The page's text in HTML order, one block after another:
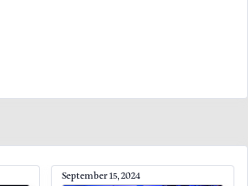
September 15, 2024